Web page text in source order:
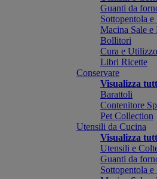
Guanti da
Sottopentola
Macina Sale e
Bollitori
Cura e Utilizzo
Libri Ricette
Conservare
Visualizza
Barattoli
Contenitore
Pet Collection
Utensili da Cucina
Visualizza
Utensili e
Guanti da
Sottopentola